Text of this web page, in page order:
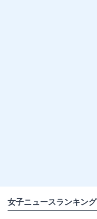
女子ニュースランキング